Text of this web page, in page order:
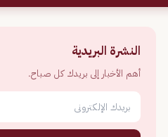
النشرة البريدية
أهم الأخبار إلى بريدك كل صباح.